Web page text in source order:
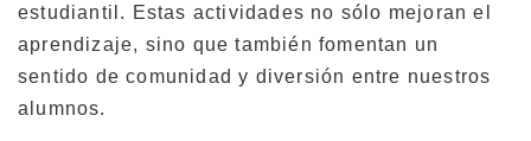
Matrícula para estudiantes actuales y
Tasas de alojamiento
Clases por la tarde para estudiantes
estudiantil. Estas actividades no sólo mejoran el
aprendizaje, sino que también fomentan un
sentido de comunidad y diversión entre nuestros
alumnos.